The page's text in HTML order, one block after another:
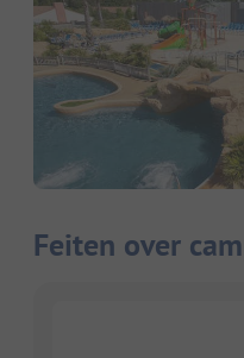
Feiten over